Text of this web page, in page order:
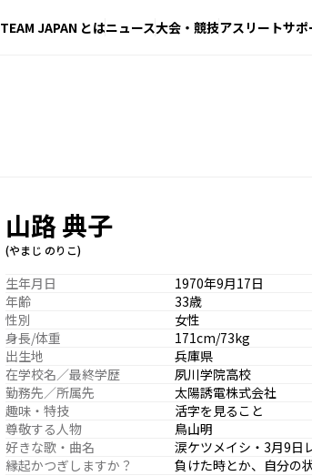
TEAM JAPAN とはニュース大会・競技アスリートサポ
山路 典子
(やまじ のりこ)
生年月日
1970年9月17日
年齢
33歳
性別
女性
身長/体重
171cm/73kg
出生地
兵庫県
在学校名／最終学歴
夙川学院高校
勤務先／所属先
太陽誘電株式会社
趣味・特技
活字を見ること
尊敬する人物
鳥山明
好きな歌・曲名
涙ケツメイシ・3月9日
縁起かつぎしますか？
負けた時とか、自分の